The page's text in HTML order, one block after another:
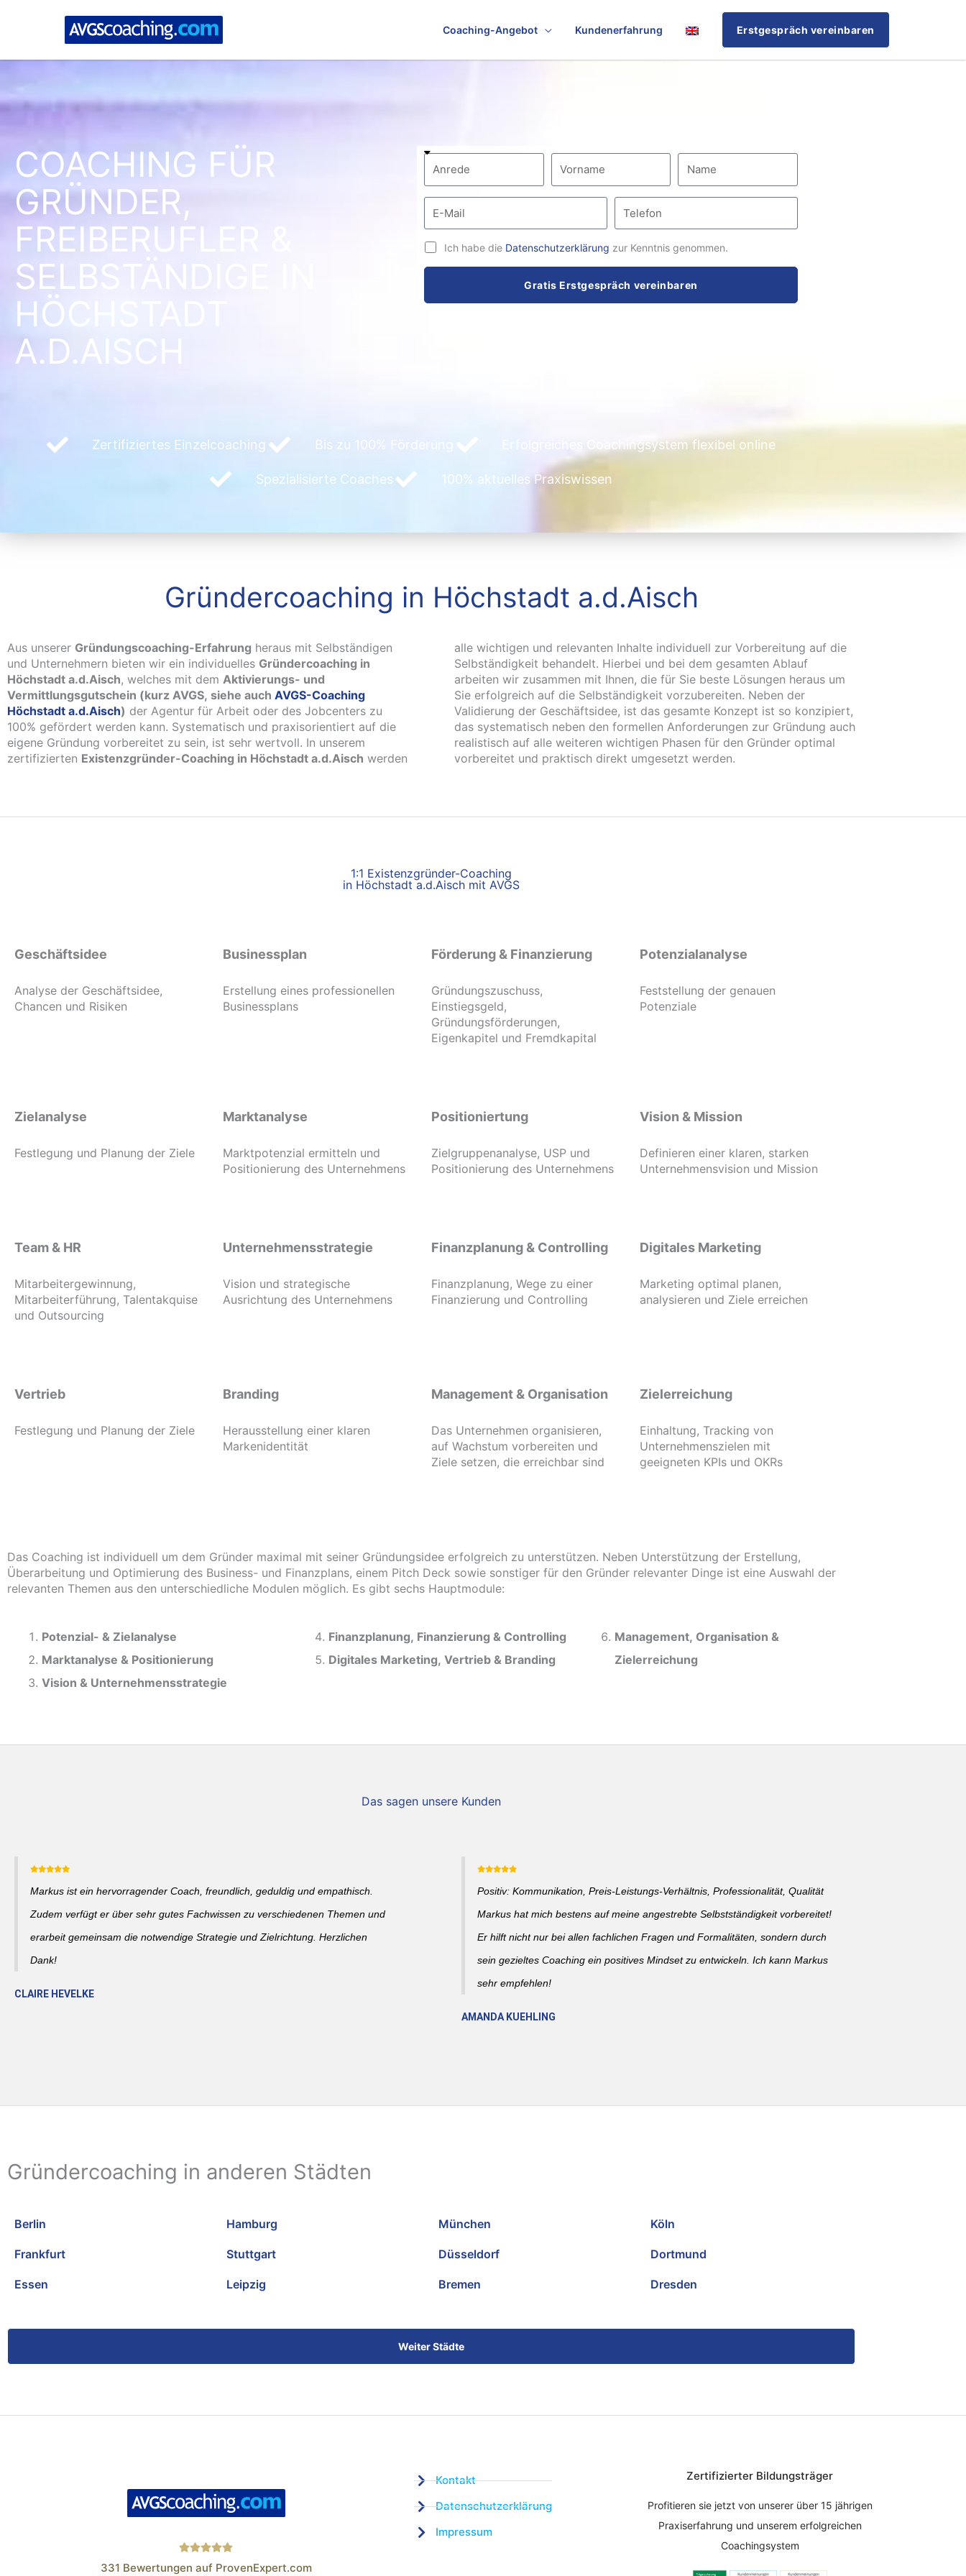
Coaching-Angebot Kundenerfahrung Erstgespräch vereinbaren
COACHING FÜR
GRÜNDER,
FREIBERUFLER &
SELBSTÄNDIGE IN
HÖCHSTADT
A.D.AISCH
Ich habe die Datenschutzerklärung zur Kenntnis genommen.
Gratis Erstgespräch vereinbaren
Zertifiziertes Einzelcoaching Bis zu 100% Förderung Erfolgreiches Coachingsystem flexibel online
Spezialisierte Coaches 100% aktuelles Praxiswissen
Gründercoaching in Höchstadt a.d.Aisch
Aus unserer Gründungscoaching-Erfahrung heraus mit Selbständigen
und Unternehmern bieten wir ein individuelles Gründercoaching in
Höchstadt a.d.Aisch, welches mit dem Aktivierungs- und
Vermittlungsgutschein (kurz AVGS, siehe auch AVGS-Coaching
Höchstadt a.d.Aisch) der Agentur für Arbeit oder des Jobcenters zu
100% gefördert werden kann. Systematisch und praxisorientiert auf die
eigene Gründung vorbereitet zu sein, ist sehr wertvoll. In unserem
zertifizierten Existenzgründer-Coaching in Höchstadt a.d.Aisch werden
alle wichtigen und relevanten Inhalte individuell zur Vorbereitung auf die
Selbständigkeit behandelt. Hierbei und bei dem gesamten Ablauf
arbeiten wir zusammen mit Ihnen, die für Sie beste Lösungen heraus um
Sie erfolgreich auf die Selbständigkeit vorzubereiten. Neben der
Validierung der Geschäftsidee, ist das gesamte Konzept ist so konzipiert,
das systematisch neben den formellen Anforderungen zur Gründung auch
realistisch auf alle weiteren wichtigen Phasen für den Gründer optimal
vorbereitet und praktisch direkt umgesetzt werden.
1:1 Existenzgründer-Coaching
in Höchstadt a.d.Aisch mit AVGS
Geschäftsidee
Analyse der Geschäftsidee,
Chancen und Risiken
Businessplan
Erstellung eines professionellen
Businessplans
Förderung & Finanzierung
Gründungszuschuss,
Einstiegsgeld,
Gründungsförderungen,
Eigenkapitel und Fremdkapital
Potenzialanalyse
Feststellung der genauen
Potenziale
Zielanalyse
Festlegung und Planung der Ziele
Marktanalyse
Marktpotenzial ermitteln und
Positionierung des Unternehmens
Positioniertung
Zielgruppenanalyse, USP und
Positionierung des Unternehmens
Vision & Mission
Definieren einer klaren, starken
Unternehmensvision und Mission
Team & HR
Mitarbeitergewinnung,
Mitarbeiterführung, Talentakquise
und Outsourcing
Unternehmensstrategie
Vision und strategische
Ausrichtung des Unternehmens
Finanzplanung & Controlling
Finanzplanung, Wege zu einer
Finanzierung und Controlling
Digitales Marketing
Marketing optimal planen,
analysieren und Ziele erreichen
Vertrieb
Festlegung und Planung der Ziele
Branding
Herausstellung einer klaren
Markenidentität
Management & Organisation
Das Unternehmen organisieren,
auf Wachstum vorbereiten und
Ziele setzen, die erreichbar sind
Zielerreichung
Einhaltung, Tracking von
Unternehmenszielen mit
geeigneten KPIs und OKRs
Das Coaching ist individuell um dem Gründer maximal mit seiner Gründungsidee erfolgreich zu unterstützen. Neben Unterstützung der Erstellung,
Überarbeitung und Optimierung des Business- und Finanzplans, einem Pitch Deck sowie sonstiger für den Gründer relevanter Dinge ist eine Auswahl der
relevanten Themen aus den unterschiedliche Modulen möglich. Es gibt sechs Hauptmodule:
Potenzial- & Zielanalyse
Marktanalyse & Positionierung
Vision & Unternehmensstrategie
Finanzplanung, Finanzierung & Controlling
Digitales Marketing, Vertrieb & Branding
Management, Organisation &
Zielerreichung
Das sagen unsere Kunden
Markus ist ein hervorragender Coach, freundlich, geduldig und empathisch.
Zudem verfügt er über sehr gutes Fachwissen zu verschiedenen Themen und
erarbeit gemeinsam die notwendige Strategie und Zielrichtung. Herzlichen
Dank!
CLAIRE HEVELKE
Positiv: Kommunikation, Preis-Leistungs-Verhältnis, Professionalität, Qualität
Markus hat mich bestens auf meine angestrebte Selbstständigkeit vorbereitet!
Er hilft nicht nur bei allen fachlichen Fragen und Formalitäten, sondern durch
sein gezieltes Coaching ein positives Mindset zu entwickeln. Ich kann Markus
sehr empfehlen!
AMANDA KUEHLING
Gründercoaching in anderen Städten
Berlin Hamburg München Köln
Frankfurt Stuttgart Düsseldorf Dortmund
Essen Leipzig Bremen Dresden
Weiter Städte
331 Bewertungen auf ProvenExpert.com
Kontakt
Datenschutzerklärung
Impressum
Zertifizierter Bildungsträger
Profitieren sie jetzt von unserer über 15 jährigen
Praxiserfahrung und unserem erfolgreichen
Coachingsystem